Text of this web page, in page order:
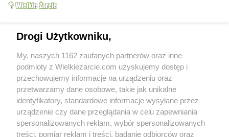
Parę słów o sobie
Pozdrawiam wszystkich Wż-towców :)
Od kiedy z nami:
2006-10-18
Status:
aktywny (offline)
Drogi Użytkowniku,
My, naszych 1162 zaufanych partnerów oraz inne
podmioty z Wielkiezarcie.com uzyskujemy dostęp i
przechowujemy informacje na urządzeniu oraz
przetwarzamy dane osobowe, takie jak unikalne
identyfikatory, standardowe informacje wysyłane przez
urządzenie czy dane przeglądania w celu zapewniania
spersonalizowanych reklam, wybór spersonalizowanych
treści, pomiar reklam i treści, badanie odbiorców oraz